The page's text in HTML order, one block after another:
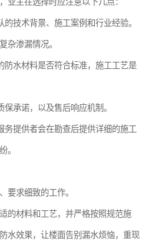
技术背景、施工案例和行业经验。
杂渗漏情况。
防水材料是否符合标准，施工工艺是
承诺，以及售后响应机制。
务提供者会在勘查后提供详细的施工
。
要求细致的工作。
的材料和工艺，并严格按照规范施
水效果，让楼面告别漏水烦恼，重现